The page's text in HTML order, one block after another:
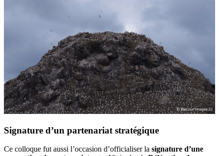
Signature d’un partenariat stratégique
Ce colloque fut aussi l’occasion d’officialiser la signature d’une